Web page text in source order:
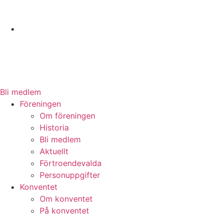
Bli medlem
Föreningen
Om föreningen
Historia
Bli medlem
Aktuellt
Förtroendevalda
Personuppgifter
Konventet
Om konventet
På konventet